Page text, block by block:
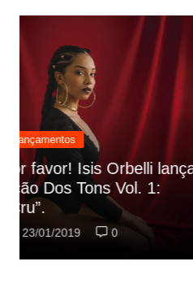
Destaque Lançamentos
Rashid vai buscar
referencias do clipe
música
Rociclei 22/01/2019